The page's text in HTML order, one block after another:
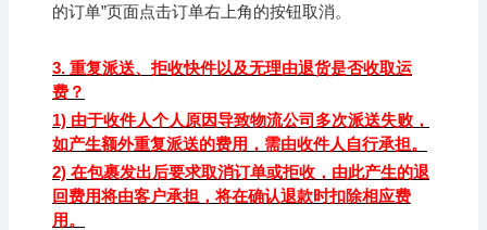
的订单”页面点击订单右上角的按钮取消。
3. 重复派送、拒收快件以及无理由退货是否收取运
费？
1) 由于收件人个人原因导致物流公司多次派送失败，
如产生额外重复派送的费用，需由收件人自行承担。
2) 在包裹发出后要求取消订单或拒收，由此产生的退
回费用将由客户承担，将在确认退款时扣除相应费
用。